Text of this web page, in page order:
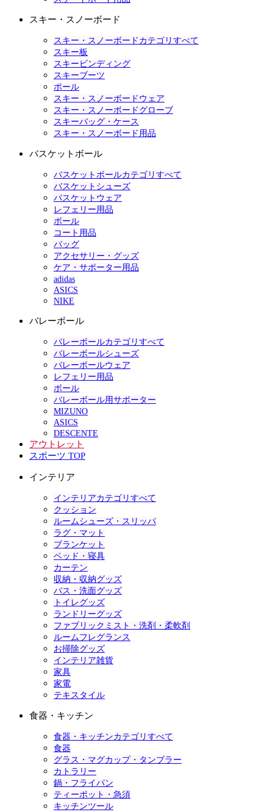
スキー・スノーボード
スキー・スノーボードカテゴリすべて
スキー板
スキービンディング
スキーブーツ
ポール
スキー・スノーボードウェア
スキー・スノーボードグローブ
スキーバッグ・ケース
スキー・スノーボード用品
バスケットボール
バスケットボールカテゴリすべて
バスケットシューズ
バスケットウェア
レフェリー用品
ボール
コート用品
バッグ
アクセサリー・グッズ
ケア・サポーター用品
adidas
ASICS
NIKE
バレーボール
バレーボールカテゴリすべて
バレーボールシューズ
バレーボールウェア
レフェリー用品
ボール
バレーボール用サポーター
MIZUNO
ASICS
DESCENTE
アウトレット
スポーツ TOP
インテリア
インテリアカテゴリすべて
クッション
ルームシューズ・スリッパ
ラグ・マット
ブランケット
ベッド・寝具
カーテン
収納・収納グッズ
バス・洗面グッズ
トイレグッズ
ランドリーグッズ
ファブリックミスト・洗剤・柔軟剤
ルームフレグランス
お掃除グッズ
インテリア雑貨
家具
家電
テキスタイル
食器・キッチン
食器・キッチンカテゴリすべて
食器
グラス・マグカップ・タンブラー
カトラリー
鍋・フライパン
ティーポット・急須
キッチンツール